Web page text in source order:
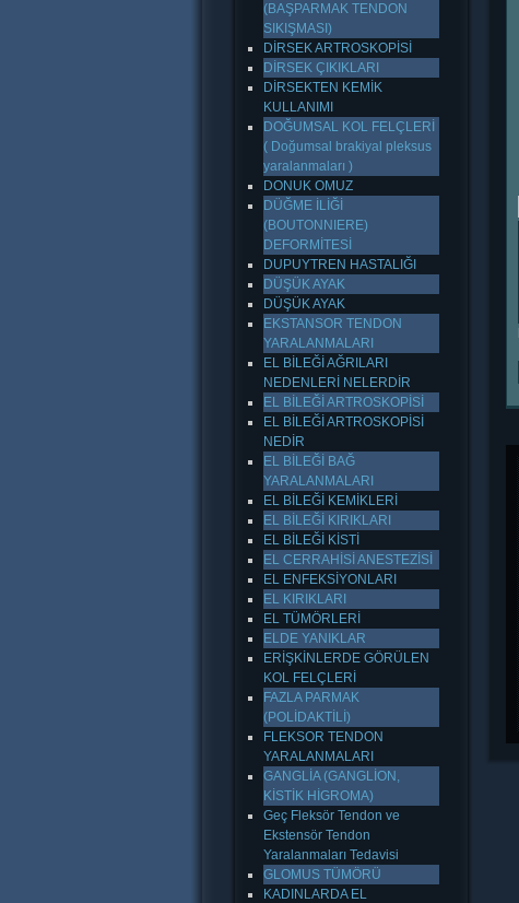
(BAŞPARMAK TENDON
SIKIŞMASI)
DİRSEK ARTROSKOPİSİ
DİRSEK ÇIKIKLARI
DİRSEKTEN KEMİK
KULLANIMI
DOĞUMSAL KOL FELÇLERİ
( Doğumsal brakiyal pleksus
yaralanmaları )
DONUK OMUZ
DÜĞME İLİĞİ
(BOUTONNIERE)
DEFORMİTESİ
DUPUYTREN HASTALIĞI
DÜŞÜK AYAK
DÜŞÜK AYAK
EKSTANSOR TENDON
YARALANMALARI
EL BİLEĞİ AĞRILARI
NEDENLERİ NELERDİR
EL BİLEĞİ ARTROSKOPİSİ
EL BİLEĞİ ARTROSKOPİSİ
NEDİR
EL BİLEĞİ BAĞ
YARALANMALARI
EL BİLEĞİ KEMİKLERİ
EL BİLEĞİ KIRIKLARI
EL BİLEĞİ KİSTİ
EL CERRAHİSİ ANESTEZİSİ
EL ENFEKSİYONLARI
EL KIRIKLARI
EL TÜMÖRLERİ
ELDE YANIKLAR
ERİŞKİNLERDE GÖRÜLEN
KOL FELÇLERİ
FAZLA PARMAK
(POLİDAKTİLİ)
FLEKSOR TENDON
YARALANMALARI
GANGLİA (GANGLİON,
KİSTİK HİGROMA)
Geç Fleksör Tendon ve
Ekstensör Tendon
Yaralanmaları Tedavisi
GLOMUS TÜMÖRÜ
KADINLARDA EL